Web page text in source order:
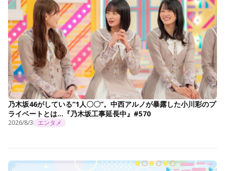
乃木坂46がしている“1人〇〇”。中西アルノが暴露した小川彩のプ
ライベートとは…『乃木坂工事延長中』#570
2026/8/3 エンタメ